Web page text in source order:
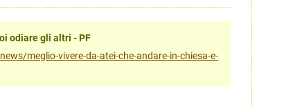
odiare gli altri - PF
meglio-vivere-da-atei-che-andare-in-chiesa-e-